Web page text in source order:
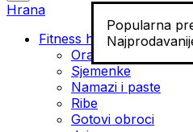
Popularna
Hrana
Fitness hrana
Orašasti plodovi
Sjemenke
Namazi i paste
Ribe
Gotovi obroci